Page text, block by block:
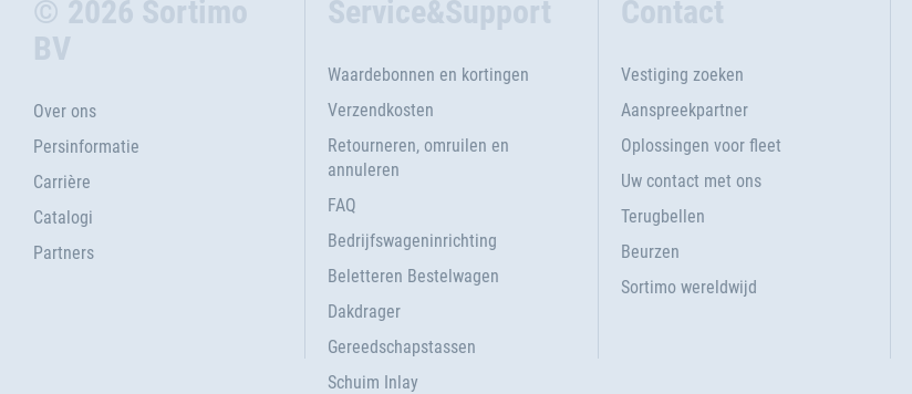
© 2026 Sortimo
BV
Over ons
Persinformatie
Carrière
Catalogi
Partners
Service&Support
Waardebonnen en kortingen
Verzendkosten
Retourneren, omruilen en
annuleren
FAQ
Bedrijfswageninrichting
Beletteren Bestelwagen
Dakdrager
Gereedschapstassen
Schuim Inlay
Contact
Vestiging zoeken
Aanspreekpartner
Oplossingen voor fleet
Uw contact met ons
Terugbellen
Beurzen
Sortimo wereldwijd